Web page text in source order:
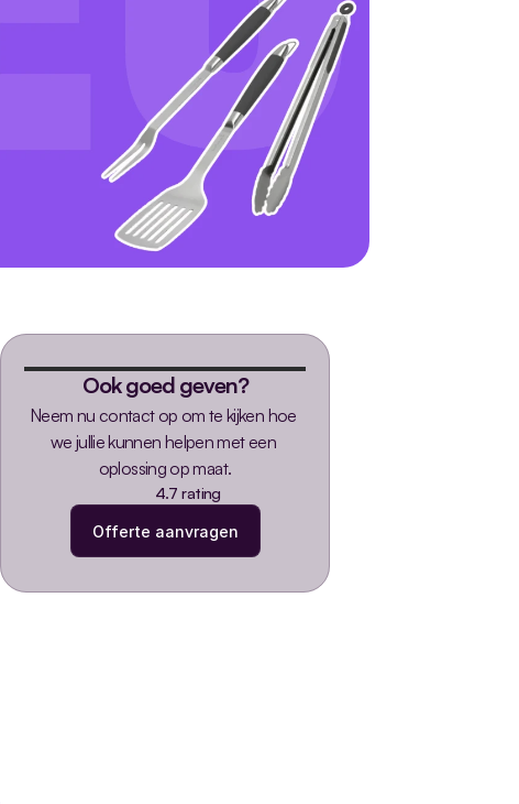
Ook goed geven?
Neem nu contact op om te kijken hoe
we jullie kunnen helpen met een
oplossing op maat.
4.7 rating
Offerte aanvragen
Offerte aanvragen